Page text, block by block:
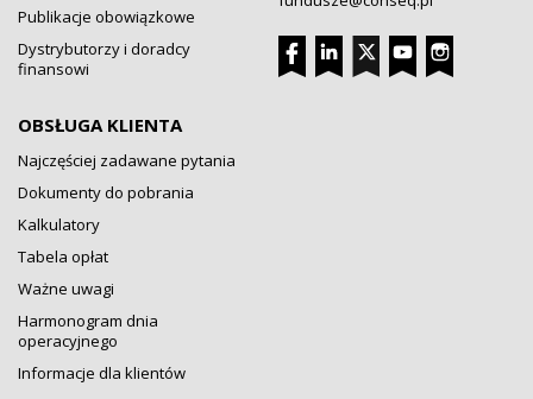
Publikacje obowiązkowe
Dystrybutorzy i doradcy
finansowi
OBSŁUGA KLIENTA
Najczęściej zadawane pytania
Dokumenty do pobrania
Kalkulatory
Tabela opłat
Ważne uwagi
Harmonogram dnia
operacyjnego
Informacje dla klientów